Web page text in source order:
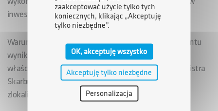
inwestycyjnych.
Warunkowy charakter zawartej umowy sprzedaży gruntu
wynika m.in. z konieczności uzyskania przez strony
właściwych zgód administracyjnych, w tym zgody Ministra
Skarbu Państwa na rozporządzenie gruntem
zlokalizowanym w granicach portu morskiego.
zaakceptować użycie tylko tych
koniecznych, klikając „Akceptuję
tylko niezbędne”.
OK, akceptuję wszystko
Akceptuję tylko niezbędne
Personalizacja